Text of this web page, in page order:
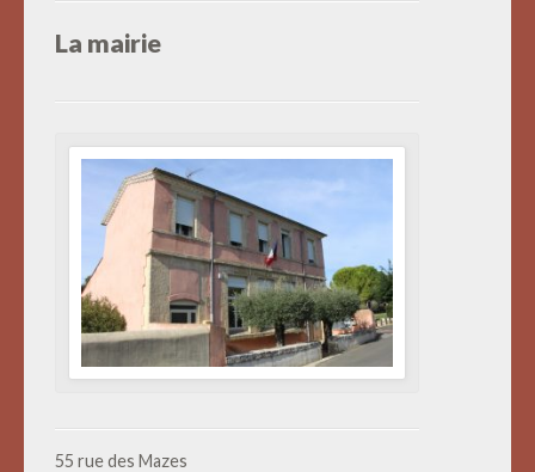
La mairie
55 rue des Mazes